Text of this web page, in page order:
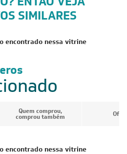
SIMILARES
encontrado nessa vitrine
Quem comprou,
comprou também
encontrado nessa vitrine